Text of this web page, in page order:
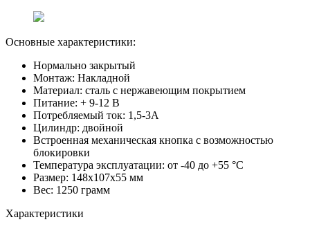
Основные характеристики:
Нормально закрытый
Монтаж: Накладной
Материал: сталь с нержавеющим покрытием
Питание: + 9-12 В
Потребляемый ток: 1,5-3А
Цилиндр: двойной
Встроенная механическая кнопка с возможностью
блокировки
Температура эксплуатации: от -40 до +55 °C
Размер: 148x107x55 мм
Вес: 1250 грамм
Характеристики